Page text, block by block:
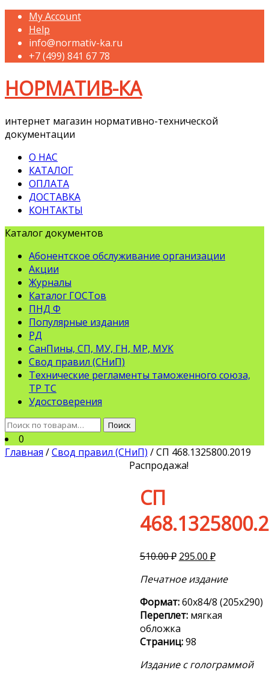
My Account
Help
info@normativ-ka.ru
+7 (499) 841 67 78
НОРМАТИВ-КА
интернет магазин нормативно-технической
документации
О НАС
КАТАЛОГ
ОПЛАТА
ДОСТАВКА
КОНТАКТЫ
Каталог документов
Абонентское обслуживание организации
Акции
Журналы
Каталог ГОСТов
ПНД Ф
Популярные издания
РД
СанПины, СП, МУ, ГН, МР, МУК
Свод правил (СНиП)
Технические регламенты таможенного союза,
ТР ТС
Удостоверения
Искать:
Поиск
0
Главная /Свод правил (СНиП) / СП 468.1325800.2019
Распродажа!
СП
510.00₽ 295.00 ₽
Печатное издание
Формат:60х84/8 (205х290)
Переплет:мягкая
обложка
Страниц:98
Издание с голограммой